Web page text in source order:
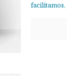
facilitamos,